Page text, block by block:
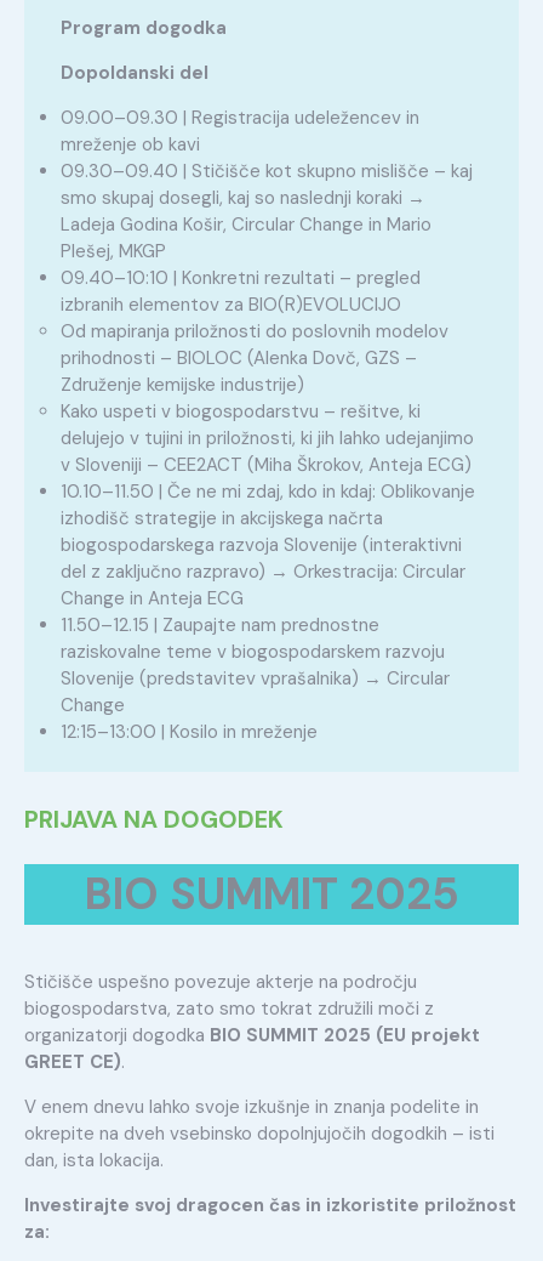
Program dogodka
Dopoldanski del
09.00–09.30 | Registracija udeležencev in
mreženje ob kavi
09.30–09.40 | Stičišče kot skupno mislišče – kaj
smo skupaj dosegli, kaj so naslednji koraki →
Ladeja Godina Košir, Circular Change in Mario
Plešej, MKGP
09.40–10:10 | Konkretni rezultati – pregled
izbranih elementov za BIO(R)EVOLUCIJO
Od mapiranja priložnosti do poslovnih modelov
prihodnosti – BIOLOC (Alenka Dovč, GZS –
Združenje kemijske industrije)
Kako uspeti v biogospodarstvu – rešitve, ki
delujejo v tujini in priložnosti, ki jih lahko udejanjimo
v Sloveniji – CEE2ACT (Miha Škrokov, Anteja ECG)
10.10–11.50 | Če ne mi zdaj, kdo in kdaj: Oblikovanje
izhodišč strategije in akcijskega načrta
biogospodarskega razvoja Slovenije (interaktivni
del z zaključno razpravo) → Orkestracija: Circular
Change in Anteja ECG
11.50–12.15 | Zaupajte nam prednostne
raziskovalne teme v biogospodarskem razvoju
Slovenije (predstavitev vprašalnika) → Circular
Change
12:15–13:00 | Kosilo in mreženje
PRIJAVA NA DOGODEK
BIO SUMMIT 2025
Stičišče uspešno povezuje akterje na področju
biogospodarstva, zato smo tokrat združili moči z
organizatorji dogodka BIO SUMMIT 2025 (EU projekt
GREET CE).
V enem dnevu lahko svoje izkušnje in znanja podelite in
okrepite na dveh vsebinsko dopolnjujočih dogodkih – isti
dan, ista lokacija.
Investirajte svoj dragocen čas in izkoristite priložnost
za: